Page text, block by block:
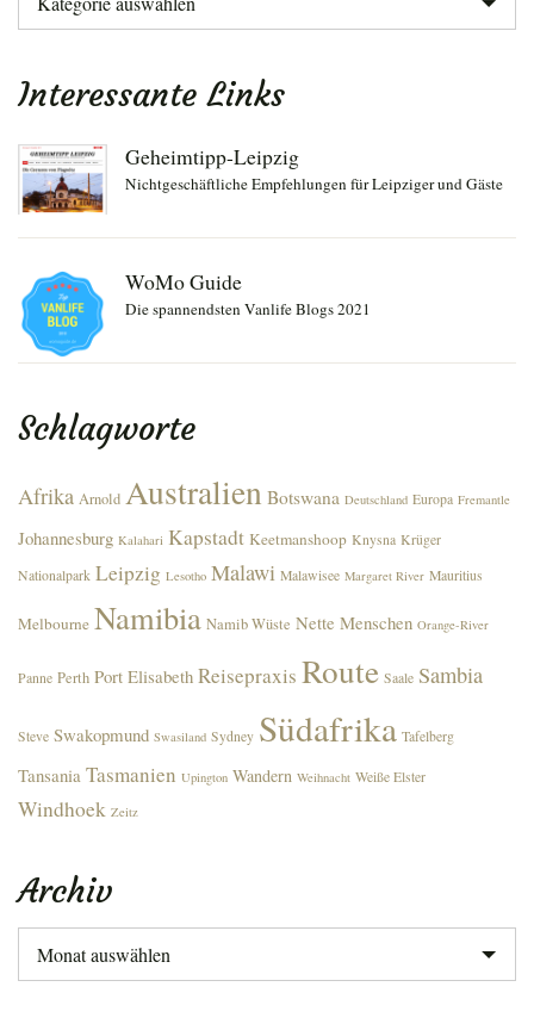
Interessante Links
Geheimtipp-Leipzig
Nichtgeschäftliche Empfehlungen für Leipziger und Gäste
WoMo Guide
Die spannendsten Vanlife Blogs 2021
Schlagworte
Afrika Arnold Australien Botswana Deutschland Europa Fremantle
Johannesburg Kalahari Kapstadt Keetmanshoop Knysna Krüger
Nationalpark Leipzig Lesotho Malawi Malawisee Margaret River Mauritius
Melbourne Namibia Namib Wüste Nette Menschen Orange-River
Panne Perth Port Elisabeth Reisepraxis Route Saale Sambia
Steve Swakopmund Swasiland Sydney Südafrika Tafelberg
Tansania Tasmanien Upington Wandern Weihnacht Weiße Elster
Windhoek Zeitz
Archiv
Archiv